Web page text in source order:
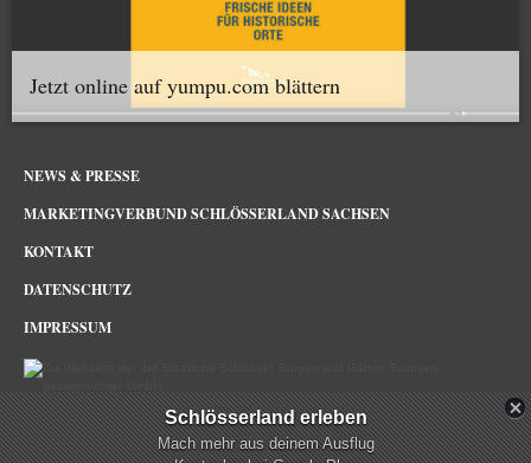
Jetzt online auf yumpu.com blättern
NEWS & PRESSE
MARKETINGVERBUND SCHLÖSSERLAND SACHSEN
KONTAKT
DATENSCHUTZ
IMPRESSUM
Schlösserland Sachsen im Netz
Schlösserland erleben
Mach mehr aus deinem Ausflug